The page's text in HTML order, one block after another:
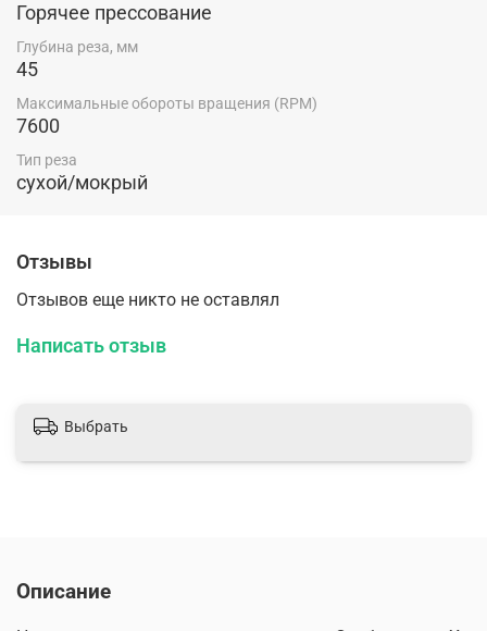
Горячее прессование
Глубина реза, мм
45
Максимальные обороты вращения (RPM)
7600
Тип реза
сухой/мокрый
Отзывы
Отзывов еще никто не оставлял
Написать отзыв
Выбрать
Описание